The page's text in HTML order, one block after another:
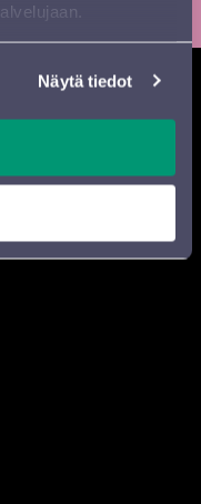
Näytä tiedot
YouTubessa
RSS-feed